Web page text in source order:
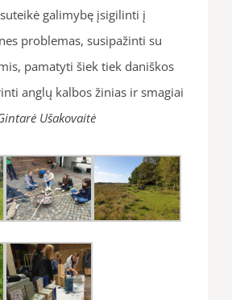
galimybę įsigilinti į
problemas, susipažinti su
pamatyti šiek tiek daniškos
anglų kalbos žinias ir smagiai
Ušakovaitė